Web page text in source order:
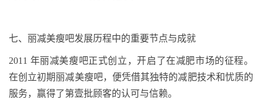
七、 丽减美瘦吧发展历程中的重要节点与成就
2011 年丽减美瘦吧正式创立，开启了在减肥市场的征程。
在创立初期丽减美瘦吧， 便凭借其独特的减肥技术和忧质的
服务，赢得了第壹批顾客的认可与信赖。